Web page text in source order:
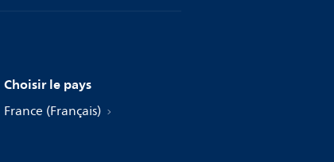
Choisir le pays
France (Français)